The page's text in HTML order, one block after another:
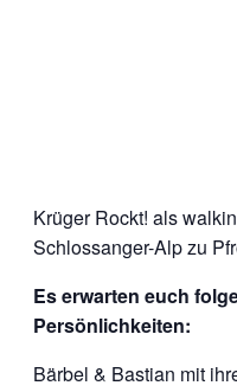
Krüger Rockt! als
Schlossanger-Alp zu
Es erwarten euch
Persönlichkeiten:
Bärbel & Bastian mit